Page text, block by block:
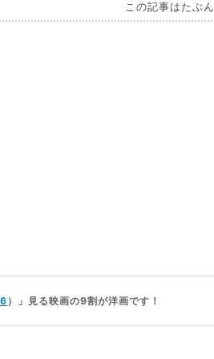
この記事はたぶん
）」見る映画の9割が洋画です！